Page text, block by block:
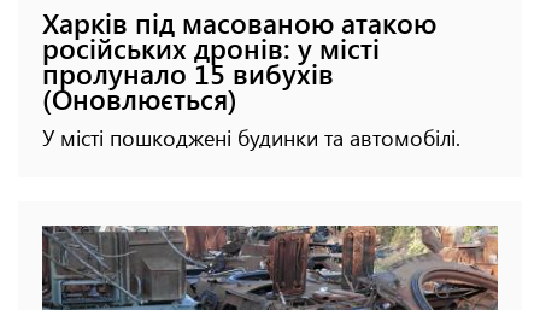
Харків під масованою атакою
російських дронів: у місті
пролунало 15 вибухів
(Оновлюється)
У місті пошкоджені будинки та автомобілі.